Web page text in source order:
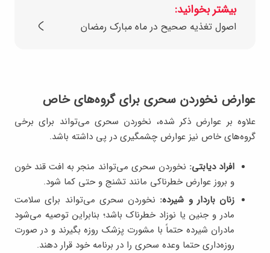
بیشتر بخوانید:
اصول تغذیه صحیح در ماه مبارک رمضان
عوارض نخوردن سحری برای گروه‌های خاص
علاوه بر عوارض ذکر شده، نخوردن سحری می‌تواند برای برخی
گروه‌های خاص نیز عوارض چشمگیری در پی داشته باشد.
افراد دیابتی: نخوردن سحری می‌تواند منجر به افت قند خون
و بروز عوارض خطرناکی مانند تشنج و حتی کما شود.
زنان باردار و شیرده: نخوردن سحری می‌تواند برای سلامت
مادر و جنین یا نوزاد خطرناک باشد؛ بنابراین توصیه می‌شود
مادران شیرده حتماً با مشورت پزشک روزه بگیرند و در صورت
روزه‌داری حتما وعده سحری را در برنامه خود قرار دهند.